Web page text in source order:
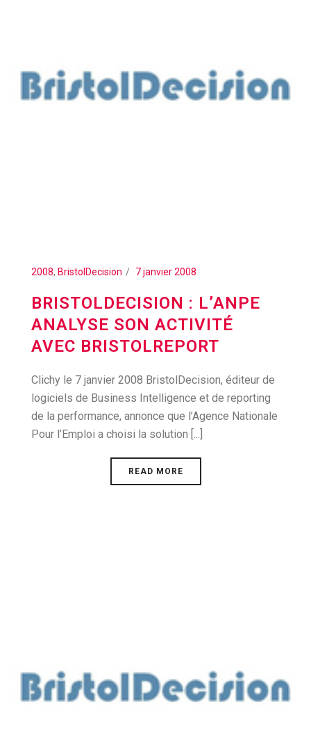
2008, BristolDecision 7 janvier 2008
BRISTOLDECISION : L’ANPE
ANALYSE SON ACTIVITÉ
AVEC BRISTOLREPORT
Clichy le 7 janvier 2008 BristolDecision, éditeur de
logiciels de Business Intelligence et de reporting
de la performance, annonce que l’Agence Nationale
Pour l’Emploi a choisi la solution [...]
READ MORE